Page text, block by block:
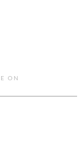
ON